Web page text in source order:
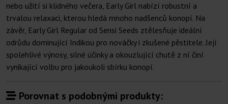
nebo užití si klidného večera, Early Girl nabízí robustní a
trvalou relaxaci, kterou hledá mnoho nadšenců konopí. Na
závěr, Early Girl Regular od Sensi Seeds ztělesňuje ideální
odrůdu dominující Indikou pro nováčky i zkušené pěstitele. Její
spolehlivé výnosy, silné účinky a okouzlující chutě z ní činí
vynikající volbu pro jakoukoli sbírku konopí.
Porovnat s podobnými produkty: